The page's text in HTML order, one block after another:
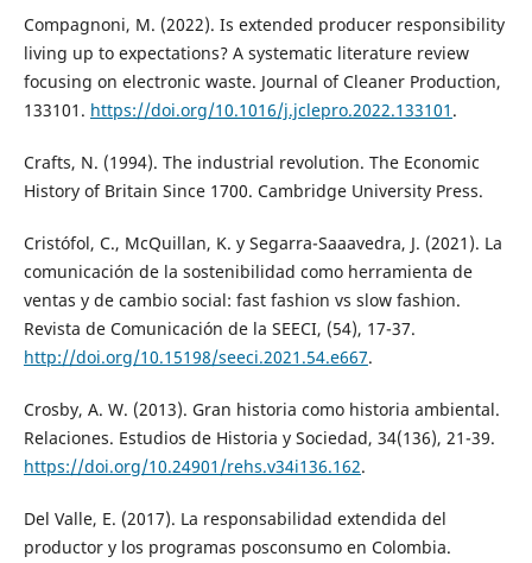
Compagnoni, M. (2022). Is extended producer responsibility
living up to expectations? A systematic literature review
focusing on electronic waste. Journal of Cleaner Production,
133101. https://doi.org/10.1016/j.jclepro.2022.133101 .
Crafts, N. (1994). The industrial revolution. The Economic
History of Britain Since 1700. Cambridge University Press.
Cristófol, C., McQuillan, K. y Segarra-Saaavedra, J. (2021). La
comunicación de la sostenibilidad como herramienta de
ventas y de cambio social: fast fashion vs slow fashion.
Revista de Comunicación de la SEECI, (54), 17-37.
http://doi.org/10.15198/seeci.2021.54.e667.
Crosby, A. W. (2013). Gran historia como historia ambiental.
Relaciones. Estudios de Historia y Sociedad, 34(136), 21-39.
https://doi.org/10.24901/rehs.v34i136.162.
Del Valle, E. (2017). La responsabilidad extendida del
productor y los programas posconsumo en Colombia.